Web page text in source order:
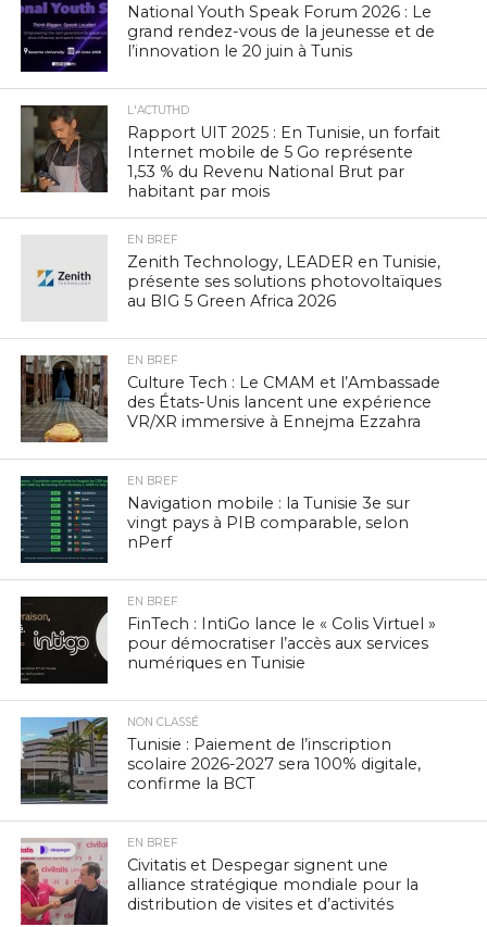
National Youth Speak Forum 2026 : Le
grand rendez-vous de la jeunesse et de
l’innovation le 20 juin à Tunis
L'ACTUTHD
Rapport UIT 2025 : En Tunisie, un forfait
Internet mobile de 5 Go représente
1,53 % du Revenu National Brut par
habitant par mois
EN BREF
Zenith Technology, LEADER en Tunisie,
présente ses solutions photovoltaïques
au BIG 5 Green Africa 2026
EN BREF
Culture Tech : Le CMAM et l’Ambassade
des États-Unis lancent une expérience
VR/XR immersive à Ennejma Ezzahra
EN BREF
Navigation mobile : la Tunisie 3e sur
vingt pays à PIB comparable, selon
nPerf
EN BREF
FinTech : IntiGo lance le « Colis Virtuel »
pour démocratiser l’accès aux services
numériques en Tunisie
NON CLASSÉ
Tunisie : Paiement de l’inscription
scolaire 2026-2027 sera 100% digitale,
confirme la BCT
EN BREF
Civitatis et Despegar signent une
alliance stratégique mondiale pour la
distribution de visites et d’activités